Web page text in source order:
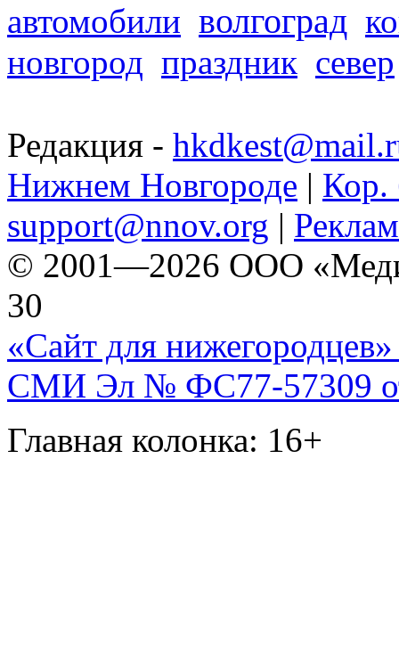
автомобили волгоград
новгород праздник север
Редакция -
Нижнем Новгороде | Кор.
support@nnov.org |
© 2001—2026 ООО
30
«Сайт для нижегородцев»
СМИ Эл № ФС77-57309
Главная колонка: 16+